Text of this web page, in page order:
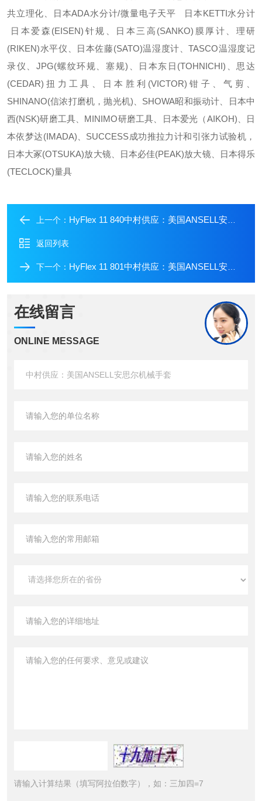
共立理化、日本ADA水分计/微量电子天平 日本KETTI水分计
日本爱森(EISEN)针规、日本三高(SANKO)膜厚计、理研
(RIKEN)水平仪、日本佐藤(SATO)温湿度计、TASCO温湿度记
录仪、JPG(螺纹环规、塞规)、日本东日(TOHNICHI)、思达
(CEDAR)扭力工具、日本胜利(VICTOR)钳子、气剪、
SHINANO(信浓打磨机，抛光机)、SHOWA昭和振动计、日本中
西(NSK)研磨工具、MINIMO研磨工具、日本爱光（AIKOH)、日
本依梦达(IMADA)、SUCCESS成功推拉力计和引张力试验机，
日本大冢(OTSUKA)放大镜、日本必佳(PEAK)放大镜、日本得乐
(TECLOCK)量具
上一个： HyFlex 11 840中村供应：美国ANSELL安思尔机械手套
返回列表
下一个： HyFlex 11 801中村供应：美国ANSELL安思尔机械手套
在线留言
ONLINE MESSAGE
请输入计算结果（填写阿拉伯数字），如：三加四=7